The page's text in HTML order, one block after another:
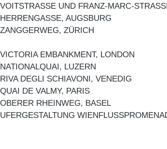
VOITSTRASSE UND FRANZ-MARC-
HERRENGASSE, AUGSBURG
ZANGGERWEG, ZÜRICH
VICTORIA EMBANKMENT, LONDON
NATIONALQUAI, LUZERN
RIVA DEGLI SCHIAVONI, VENEDIG
QUAI DE VALMY, PARIS
OBERER RHEINWEG, BASEL
UFERGESTALTUNG